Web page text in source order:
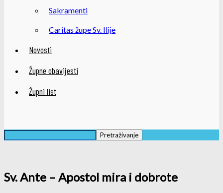
Sakramenti
Caritas župe Sv. Ilije
Novosti
Župne obavijesti
Župni list
Sv. Ante – Apostol mira i dobrote